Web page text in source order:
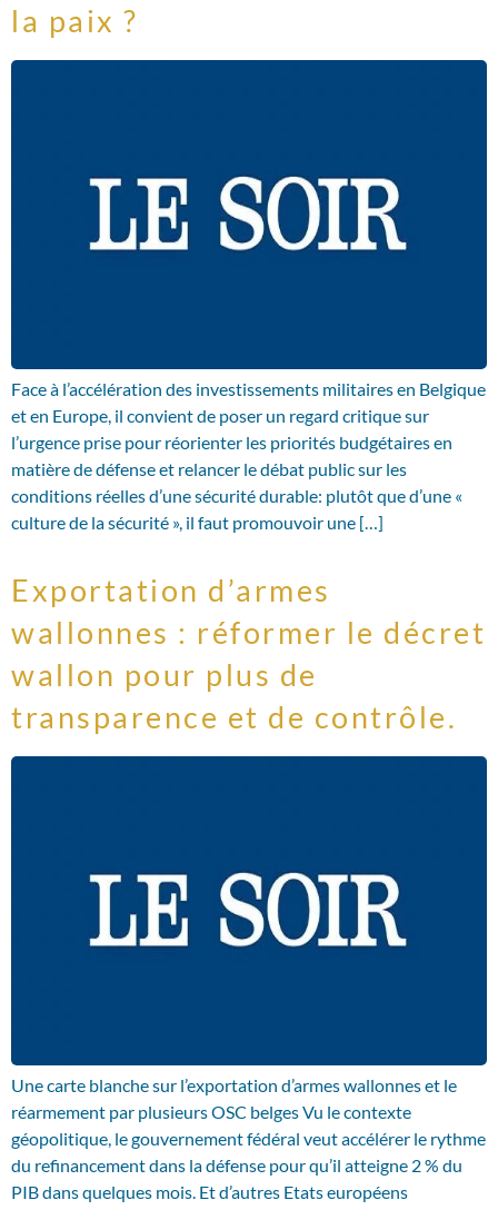
la paix ?
Face à l’accélération des investissements militaires en Belgique
et en Europe, il convient de poser un regard critique sur
l’urgence prise pour réorienter les priorités budgétaires en
matière de défense et relancer le débat public sur les
conditions réelles d’une sécurité durable: plutôt que d’une «
culture de la sécurité », il faut promouvoir une […]
Exportation d’armes
wallonnes : réformer le décret
wallon pour plus de
transparence et de contrôle.
Une carte blanche sur l’exportation d’armes wallonnes et le
réarmement par plusieurs OSC belges Vu le contexte
géopolitique, le gouvernement fédéral veut accélérer le rythme
du refinancement dans la défense pour qu’il atteigne 2 % du
PIB dans quelques mois. Et d’autres Etats européens